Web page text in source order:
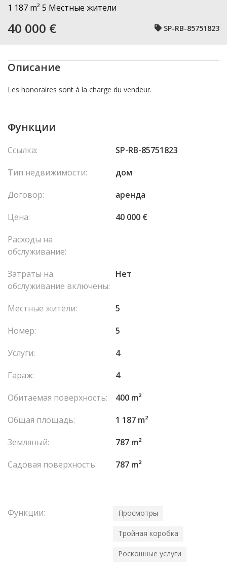
1 187 m² 5 Местные жители
40 000 € SP-RB-85751823
Описание
Les honoraires sont à la charge du vendeur.
Функции
Ссылка:
SP-RB-85751823
Тип недвижимости:
дом
Договор:
аренда
Цена:
40 000 €
Расходы на
обслуживание:
Затраты на
обслуживание включены:
Нет
Местные жители:
5
Номер:
5
Услуги:
4
Гараж:
4
Обитаемая поверхность:
400 m²
Общая площадь:
1 187 m²
Земляный:
787 m²
Садовая поверхность:
787 m²
Функции: Просмотры
Тройная коробка
Роскошные услуги